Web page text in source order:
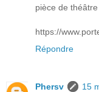
pièce de
https://
Répondre
Phersv
15